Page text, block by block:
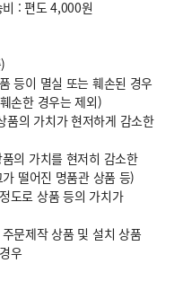
비 : 편도 4,000원
등이 멸실 또는 훼손된 경우
손한 경우는 제외)
품의 가치가 현저하게 감소한
의 가치를 현저히 감소한
떨어진 명품관 상품 등)
도로 상품 등의 가치가
문제작 상품 및 설치 상품
우